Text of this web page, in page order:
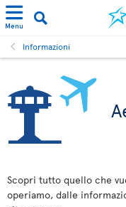
Menu
Informazioni
Scopri tutto quello che
operiamo, dalle